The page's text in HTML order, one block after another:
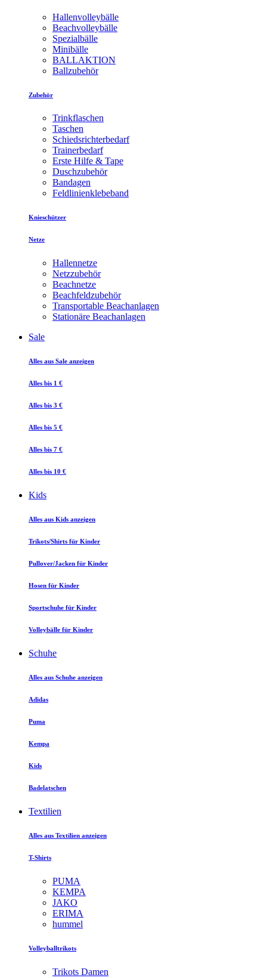
Hallenvolleybälle
Beachvolleybälle
Spezialbälle
Minibälle
BALLAKTION
Ballzubehör
Zubehör
Trinkflaschen
Taschen
Schiedsrichterbedarf
Trainerbedarf
Erste Hilfe & Tape
Duschzubehör
Bandagen
Feldlinienklebeband
Knieschützer
Netze
Hallennetze
Netzzubehör
Beachnetze
Beachfeldzubehör
Transportable Beachanlagen
Stationäre Beachanlagen
Sale
Alles aus Sale anzeigen
Alles bis 1 €
Alles bis 3 €
Alles bis 5 €
Alles bis 7 €
Alles bis 10 €
Kids
Alles aus Kids anzeigen
Trikots/Shirts für Kinder
Pullover/Jacken für Kinder
Hosen für Kinder
Sportschuhe für Kinder
Volleybälle für Kinder
Schuhe
Alles aus Schuhe anzeigen
Adidas
Puma
Kempa
Kids
Badelatschen
Textilien
Alles aus Textilien anzeigen
T-Shirts
PUMA
KEMPA
JAKO
ERIMA
hummel
Volleyballtrikots
Trikots Damen